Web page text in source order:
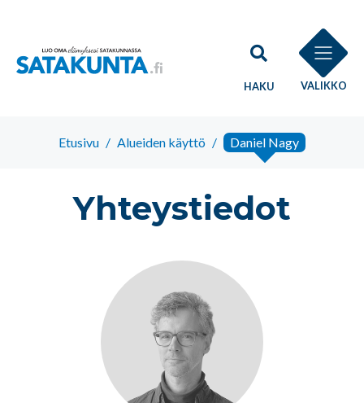
HAKU VALIKKO
Etusivu / Alueiden käyttö / Daniel Nagy
Yhteystiedot